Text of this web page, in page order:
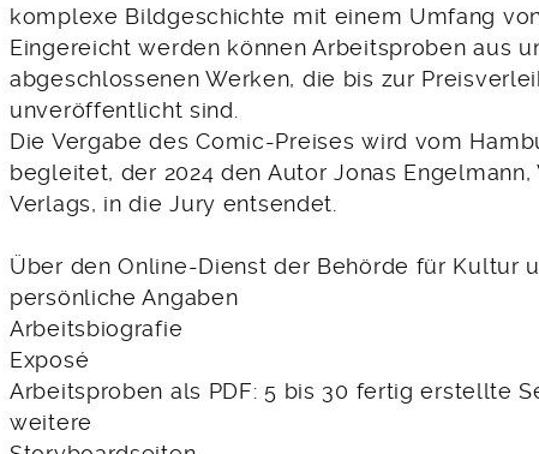
komplexe Bildgeschichte mit einem Umfang
Eingereicht werden können Arbeitsproben aus
abgeschlossenen Werken, die bis zur
unveröffentlicht sind.
Die Vergabe des Comic-Preises wird vom
begleitet, der 2024 den Autor Jonas
Verlags, in die Jury entsendet.
Über den Online-Dienst der Behörde für Kultur
persönliche Angaben
Arbeitsbiografie
Exposé
Arbeitsproben als PDF: 5 bis 30 fertig erstellte
weitere